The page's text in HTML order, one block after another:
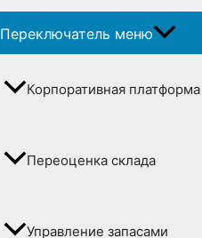
Переключатель меню
Корпоративная платформа
Переоценка склада
Управление запасами